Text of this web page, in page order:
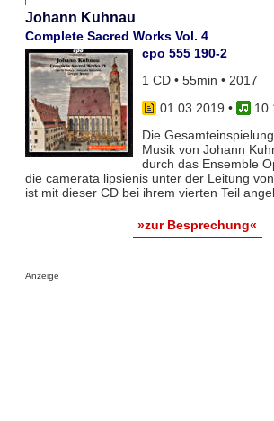
Johann Kuhnau
Complete Sacred Works Vol. 4
cpo 555 190-2
1 CD • 55min • 2017
01.03.2019 •
10
Die
Musik von Johann
durch das Ensemble
die camerata lipsienis unter der Leitung
ist mit dieser CD bei ihrem vierten Teil
»zur Besprechung«
Anzeige